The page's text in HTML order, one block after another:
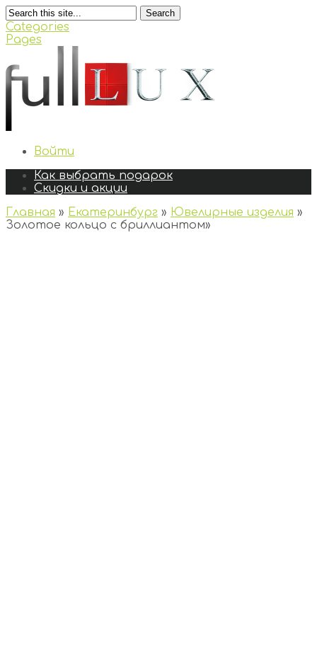
Search
Categories
Pages
Войти
Как выбрать подарок
Скидки и акции
Главная » Екатеринбург » Ювелирные изделия »
Золотое кольцо с бриллиантом»